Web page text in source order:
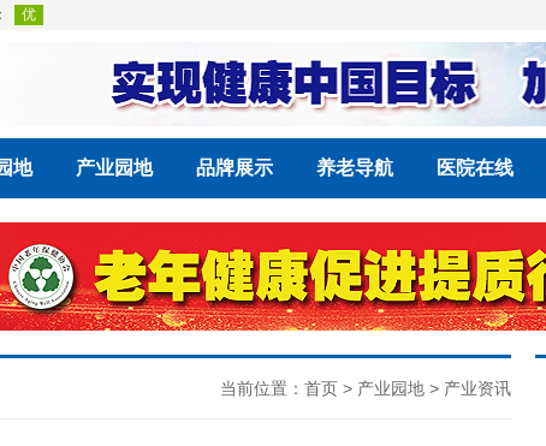
地 产业园地 品牌展示 养老导航 医院在线
当前位置： 首页 > 产业园地 > 产业资讯